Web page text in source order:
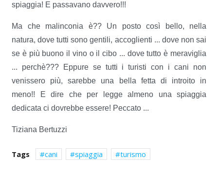
spiaggia! E passavano davvero!!!
Ma che malinconia è?? Un posto così bello, nella
natura, dove tutti sono gentili, accoglienti ... dove non sai
se è più buono il vino o il cibo ... dove tutto è meraviglia
... perchè??? Eppure se tutti i turisti con i cani non
venissero più, sarebbe una bella fetta di introito in
meno!! E dire che per legge almeno una spiaggia
dedicata ci dovrebbe essere! Peccato ...
Tiziana Bertuzzi
Tags cani spiaggia turismo